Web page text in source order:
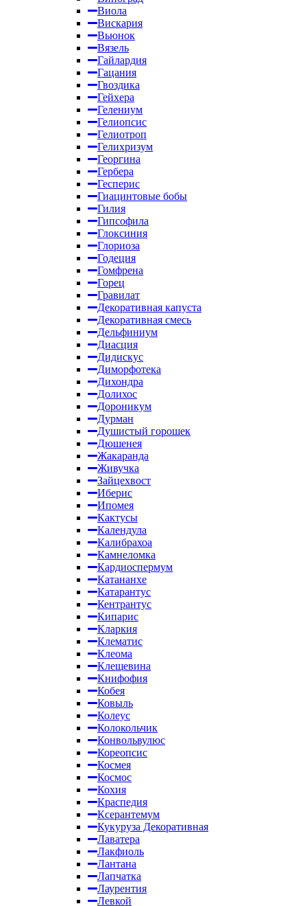
Виола
Вискария
Вьюнок
Вязель
Гайлардия
Гацания
Гвоздика
Гейхера
Гелениум
Гелиопсис
Гелиотроп
Гелихризум
Георгина
Гербера
Гесперис
Гиацинтовые бобы
Гилия
Гипсофила
Глоксиния
Глориоза
Годеция
Гомфрена
Горец
Гравилат
Декоративная капуста
Декоративная смесь
Дельфиниум
Диасция
Дидискус
Диморфотека
Дихондра
Долихос
Дороникум
Дурман
Душистый горошек
Дюшенея
Жакаранда
Живучка
Зайцехвост
Иберис
Ипомея
Кактусы
Календула
Калибрахоа
Камнеломка
Кардиоспермум
Катананхе
Катарантус
Кентрантус
Кипарис
Кларкия
Клематис
Клеома
Клещевина
Книфофия
Кобея
Ковыль
Колеус
Колокольчик
Конвольвулюс
Кореопсис
Космея
Космос
Кохия
Краспедия
Ксерантемум
Кукуруза Декоративная
Лаватера
Лакфиоль
Лантана
Лапчатка
Лаурентия
Левкой